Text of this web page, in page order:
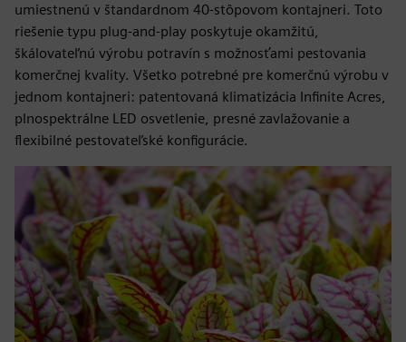
umiestnenú v štandardnom 40-stôpovom kontajneri. Toto
riešenie typu plug-and-play poskytuje okamžitú,
škálovateľnú výrobu potravín s možnosťami pestovania
komerčnej kvality. Všetko potrebné pre komerčnú výrobu v
jednom kontajneri: patentovaná klimatizácia Infinite Acres,
plnospektrálne LED osvetlenie, presné zavlažovanie a
flexibilné pestovateľské konfigurácie.